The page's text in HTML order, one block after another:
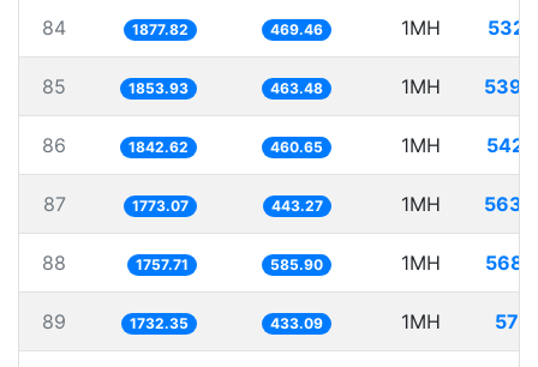
84 1877.82 469.46 1MH
85 1853.93 463.48 1MH
86 1842.62 460.65 1MH
87 1773.07 443.27 1MH
88 1757.71 585.90 1MH
89 1732.35 433.09 1MH